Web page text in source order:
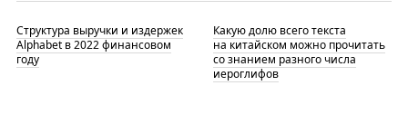
Структура выручки и издержек
Alphabet в 2022 финансовом
году
Какую долю всего текста
на китайском можно прочитать
со знанием разного числа
иероглифов